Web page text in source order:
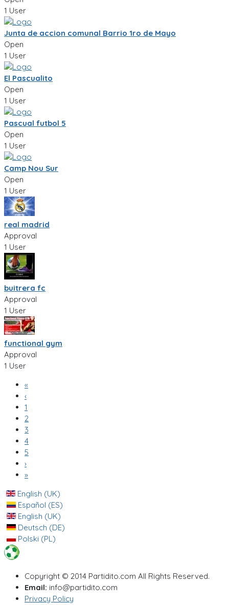
1 User
Junta de accion comunal Barrio 1ro de Mayo
Open
1 User
El Pascualito
Open
1 User
Pascual futbol 5
Open
1 User
Camp Nou Sur
Open
1 User
real madrid
Approval
1 User
buitrera fc
Approval
1 User
functional gym
Approval
1 User
«
‹
1
2
3
4
5
›
»
English (UK)
Español (ES)
English (UK)
Deutsch (DE)
Polski (PL)
Copyright © 2014 Partidito.com All Rights Reserved.
Email: info@partidito.com
Privacy Policy